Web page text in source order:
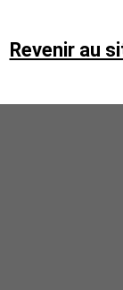
Revenir au